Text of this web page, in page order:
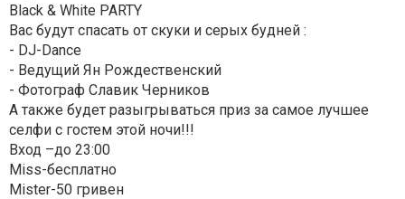
Black & White PARTY
Вас будут спасать от скуки и серых будней :
- DJ-Dance
- Ведущий Ян Рождественский
- Фотограф Славик Черников
А также будет разыгрываться приз за самое лучшее
селфи с гостем этой ночи!!!
Вход –до 23:00
Miss-бесплатно
Mister-50 гривен